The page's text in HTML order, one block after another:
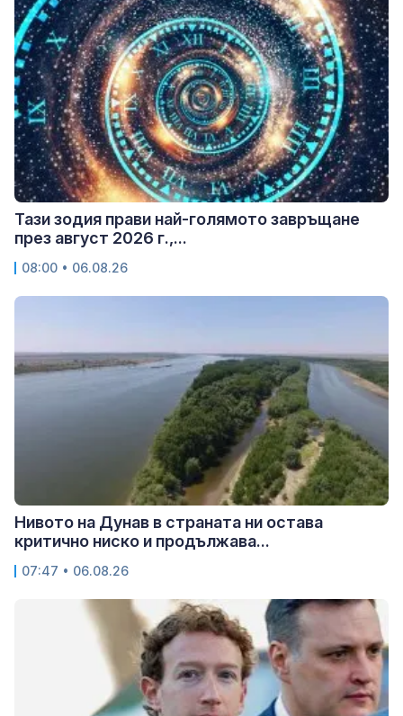
Тази зодия прави най-голямото завръщане
през август 2026 г.,...
08:00 • 06.08.26
Нивото на Дунав в страната ни остава
критично ниско и продължава...
07:47 • 06.08.26